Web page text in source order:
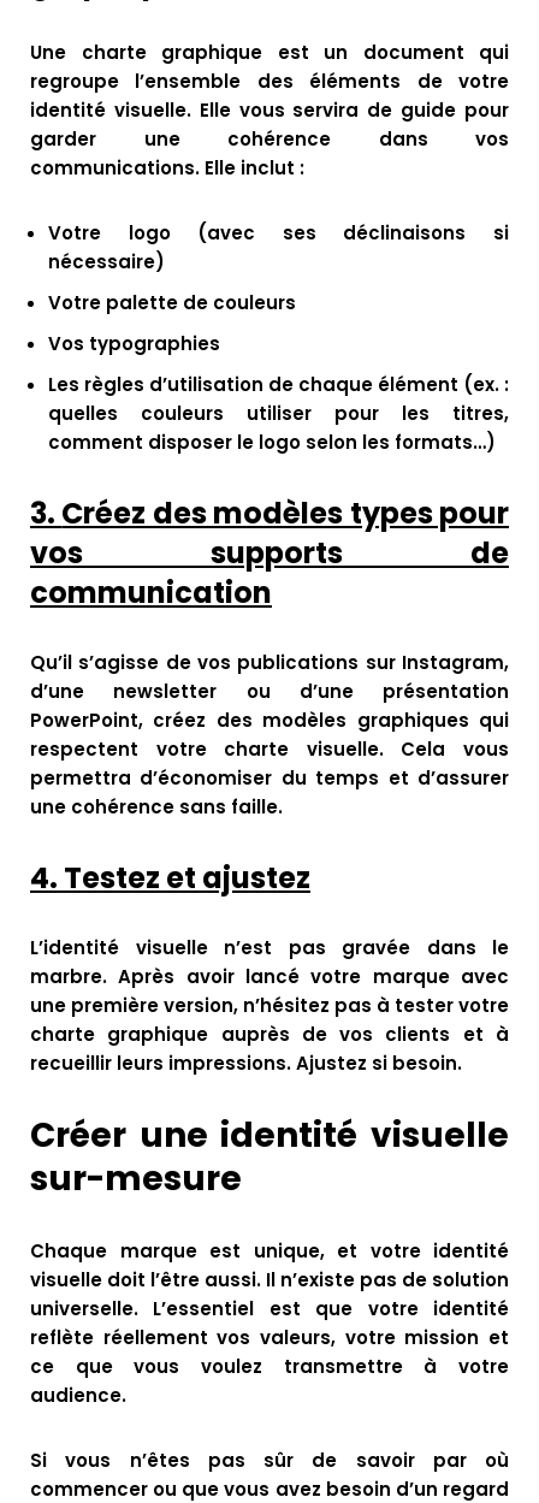
Une charte graphique est un document qui
regroupe l’ensemble des éléments de votre
identité visuelle. Elle vous servira de guide pour
garder une cohérence dans vos
communications. Elle inclut :
Votre logo (avec ses déclinaisons si
nécessaire)
Votre palette de couleurs
Vos typographies
Les règles d’utilisation de chaque élément (ex. :
quelles couleurs utiliser pour les titres,
comment disposer le logo selon les formats…)
3. Créez des modèles types pour
vos supports de
communication
Qu’il s’agisse de vos publications sur Instagram,
d’une newsletter ou d’une présentation
PowerPoint, créez des modèles graphiques qui
respectent votre charte visuelle. Cela vous
permettra d’économiser du temps et d’assurer
une cohérence sans faille.
4. Testez et ajustez
L’identité visuelle n’est pas gravée dans le
marbre. Après avoir lancé votre marque avec
une première version, n’hésitez pas à tester votre
charte graphique auprès de vos clients et à
recueillir leurs impressions. Ajustez si besoin.
Créer une identité visuelle
sur-mesure
Chaque marque est unique, et votre identité
visuelle doit l’être aussi. Il n’existe pas de solution
universelle. L’essentiel est que votre identité
reflète réellement vos valeurs, votre mission et
ce que vous voulez transmettre à votre
audience.
Si vous n’êtes pas sûr de savoir par où
commencer ou que vous avez besoin d’un regard